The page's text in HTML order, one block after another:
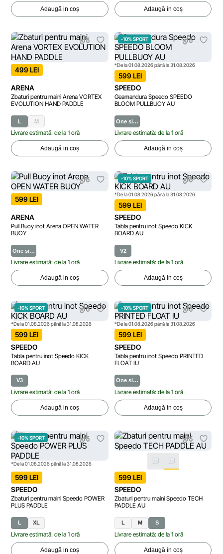
Adaugă in coș Adaugă in coș
499 LEI
ARENA
Zbaturi pentru maini Arena VORTEX
EVOLUTION HAND PADDLE
L M
Livrare estimată: de la 1 oră
Adaugă in coș
-10% SPORT
*De la 01.08.2026 până la 31.08.2026
599 LEI
SPEEDO
Geamandura Speedo SPEEDO
BLOOM PULLBUOY AU
One si…
Livrare estimată: de la 1 oră
Adaugă in coș
599 LEI
ARENA
Pull Buoy inot Arena OPEN WATER
BUOY
One si…
Livrare estimată: de la 1 oră
Adaugă in coș
-10% SPORT
*De la 01.08.2026 până la 31.08.2026
599 LEI
SPEEDO
Tabla pentru inot Speedo KICK
BOARD AU
V2
Livrare estimată: de la 1 oră
Adaugă in coș
-10% SPORT
*De la 01.08.2026 până la 31.08.2026
599 LEI
SPEEDO
Tabla pentru inot Speedo KICK
BOARD AU
V3
Livrare estimată: de la 1 oră
Adaugă in coș
-10% SPORT
*De la 01.08.2026 până la 31.08.2026
599 LEI
SPEEDO
Tabla pentru inot Speedo PRINTED
FLOAT IU
One si…
Livrare estimată: de la 1 oră
Adaugă in coș
-10% SPORT
*De la 01.08.2026 până la 31.08.2026
599 LEI
SPEEDO
Zbaturi pentru maini Speedo POWER
PLUS PADDLE
L XL
Livrare estimată: de la 1 oră
Adaugă in coș
599 LEI
SPEEDO
Zbaturi pentru maini Speedo TECH
PADDLE AU
L M S
Livrare estimată: de la 1 oră
Adaugă in coș